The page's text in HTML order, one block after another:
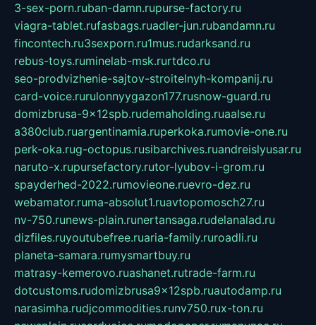
3-sex-porn.ruban-damn.rupurse-factory.ru
viagra-tablet.rufasbags.ruadler-jun.rubandamn.ru
fincontech.ru3sexporn.ru1mus.rudarksand.ru
rebus-toys.ruminelab-msk.rurtdco.ru
seo-prodvizhenie-sajtov-stroitelnyh-kompanij.ru
card-voice.rurulonnyygazon177.rusnow-guard.ru
domizbrusa-9x12spb.rudemaholding.ruaalse.ru
a380club.ruargentinamia.ruperkoka.rumovie-one.ru
perk-oka.rug-octopus.rusibarchives.ruandreislyusar.ru
naruto-x.rupursefactory.rutor-lyubov-i-grom.ru
spayderhed-2022.rumovieone.ruevro-dez.ru
webamator.ruma-absolut1.ruavtopomosch27.ru
nv-750.runews-plain.runertansaga.rudelanalad.ru
dizfiles.ruyoutubefree.ruaria-family.ruroadli.ru
planeta-samara.rumysmartbuy.ru
matrasy-kemerovo.ruashanet.rutrade-farm.ru
dotcustoms.rudomizbrusa9x12spb.ruautodamp.ru
narasimha.rudjcommodities.runv750.rux-ton.ru